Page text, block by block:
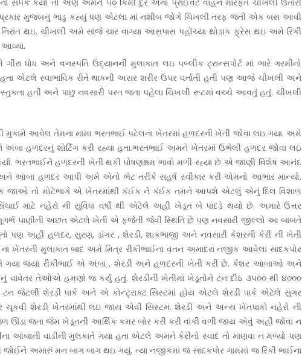
સંપર્ક કર્યો તો એણે અમને ૫૦ કિમી દુર એના પ્રાઈવેટ વાહન મારફત ચીખલી ઉતારી
મુજબનું ભાડુ કહ્યું પણ એટલા માં નશીબ જોગે ચિખલી તરફ જતી એક બસ આવી
થઇ. ચીખલી અમે સાંજે ચાર વાગ્યા આસપાસ પહોંચ્યા થોડાક ફ્રેસ થઇ અમે રિકી
આવ્યા.
ધોધ અને વનસ્પતિ ઉદ્યાનની મુલાકાત લઇ પબ્લીક ટ્રાન્સપોર્ટ માં ભારે ગરમીનો
હતા એટલે સ્વાભાવિક રીતે થાકની અસર શરીર ઉપર વર્તાતી હતી પણ આજે ચીખલી અને
હતી અને પાછુ નવસારી પરત જતા પહેલા ચિખલી રૂટમાં વચ્ચે આવતું હતું. ચીખલી
મુકામે આવેલ તેમના મામા ભરતભાઈ પટેલના ખેતરમાં હળદરની ખેતી જોવા લઇ ગયા. અમે
હળદરનું શોર્ટિંગ કરી રહ્યા હતા.ભરતભાઈ અમને ખેતરમાં ઉભેલી હળદર જોવા લઇ
ભરતભાઈને હળદરની ખેતી થકી પોષણક્ષમ ભાવો મળી રહ્યા છે એ જાણી વિશેષ આનંદ
આંબા હળદર આપી અમે એનો ભેટ તરીકે સહર્ષ સ્વીકાર કરી એમનો આભાર માન્યો.
જાઓ તો મોટેભાગે એ ખેતરમાંથી કંઈક ને કંઈક તમને આપશે એટલું એનું દિલ વિશાળ
માટે નહેરો ની સુવિધા વર્ષો થી એટેલે અહી ખેડૂત બે પાંદડે થયો છે. અમારે ઉત્તર
પાણીની અછત એટલે ખેતી એ ફજેતી જેવી સ્થિતિ છે પણ નવસારી જીલ્લો આ બાબતે
અહી હળદર, સુરણ, ડાંગર , શેરડી, શાકભાજી અને નવસારી કેશરની કેરી ની ખેતી
ખેતરની મુલાકાત બાદ અમે મિત્ર રીકીભાઈના વતન અમાદરા નજીક આવેલા સાદકપોર
ગયા જ્યાં રીકીભાઈ એ અંબા , શેરડી અને હળદરની ખેતી કરી છે. કેશર આંબાઓ અને
વાવેતર તેઓએ હમણાં જ કર્યુ હતું. શેરડીની ખેતીમાં ખેડૂતોને ટન દીઠ ૩૫૦૦ થી ૪૦૦૦
જેટલી શેરડી પાકે અને એ કોન્ટ્રાક્ટ સિસ્ટમાં હોય એટલે શેરડી પાકે એટેલે સુગર
ચૂકવી શેરડી ખેતરમાંથી લઇ જાય એવી સિસ્ટમ. શેરડી અને અન્ય ખેતપાકો નહેરો ની
ઊંડા જતા જેમ ખેડૂતની આર્થિક કમર બોર કરી કરી વાંકી વળી જાય એવું અહી જોવા ન
આંબાની વાડીની મુલકાતે ગયા હતા એટલે અમને કેરીનો સ્વાદ તો માણવા ન મળ્યો પણ
અમારું મન બાગ બાગ થઇ ગયું. ત્યાં નજીકમાં જ સાદકપોર ગામમાં જ રિકી ભાઈના